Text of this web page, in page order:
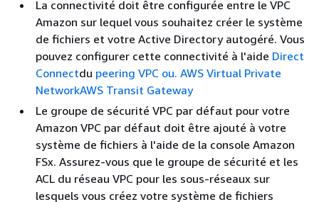
La connectivité doit être configurée entre le VPC
Amazon sur lequel vous souhaitez créer le système
de fichiers et votre Active Directory autogéré. Vous
pouvez configurer cette connectivité à l'aide Direct
Connectdu peering VPC ou. AWS Virtual Private
NetworkAWS Transit Gateway
Le groupe de sécurité VPC par défaut pour votre
Amazon VPC par défaut doit être ajouté à votre
système de fichiers à l'aide de la console Amazon
FSx. Assurez-vous que le groupe de sécurité et les
ACL du réseau VPC pour les sous-réseaux sur
lesquels vous créez votre système de fichiers